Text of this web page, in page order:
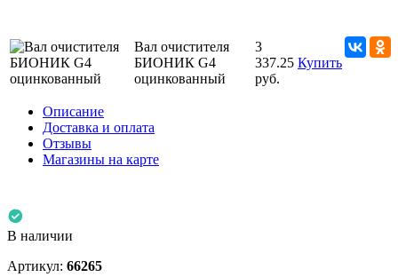
Вал очистителя
БИОНИК G4
оцинкованный
3
337.25
руб.
Купить
Описание
Доставка и оплата
Отзывы
Магазины на карте
В наличии
Артикул: 66265